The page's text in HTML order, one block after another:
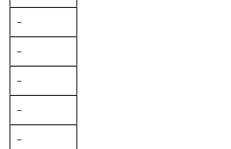
–
–
–
–
–